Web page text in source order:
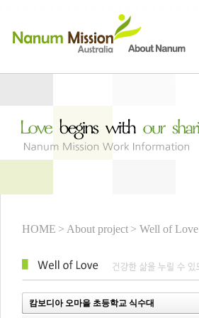
HOME > About project > Well of Love
캄보디아 오마을 초등학교 식수대